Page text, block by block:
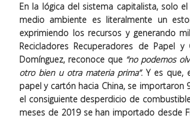
En la lógica del sistema capitalista, solo
medio ambiente es literalmente un
exprimiendo los recursos y generando
Recicladores Recuperadores de Papel
Domínguez, reconoce que “no podemos
otro bien u otra materia prima”. Y es que,
papel y cartón hacia China, se importaron
el consiguiente desperdicio de
meses de 2019 se han importado desde